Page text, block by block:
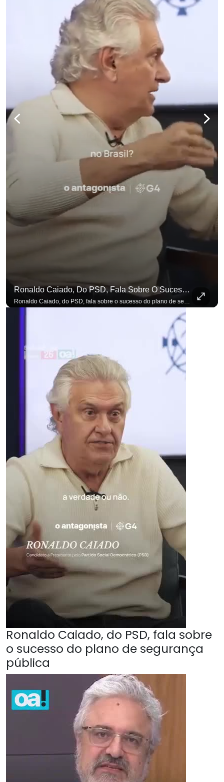
Ronaldo Caiado, Do PSD, Fala Sobre O Sucesso Do Plano De Segurança Pública
Ronaldo Caiado, do PSD, fala sobre o sucesso do plano de segurança pública como governador de Goiás, sendo um incentivo aos empreendedores locais. Se você busca informação com credibilidade, inscreva-se agora e ative o
para não perder
Ronaldo Caiado, do PSD, fala sobre
o sucesso do plano de segurança
pública